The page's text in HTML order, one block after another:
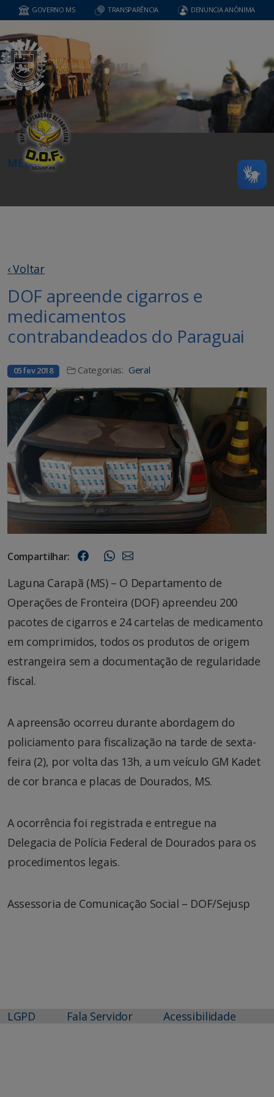
GOVERNO MS TRANSPARÊNCIA DENUNCIA ANÔNIMA
MENU
‹ Voltar
DOF apreende cigarros e
medicamentos
contrabandeados do Paraguai
05 fev 2018 Categorias: Geral
Compartilhar:
Laguna Carapã (MS) – O Departamento de
Operações de Fronteira (DOF) apreendeu 200
pacotes de cigarros e 24 cartelas de medicamento
em comprimidos, todos os produtos de origem
estrangeira sem a documentação de regularidade
fiscal.
A apreensão ocorreu durante abordagem do
policiamento para fiscalização na tarde de sexta-
feira (2), por volta das 13h, a um veículo GM Kadet
de cor branca e placas de Dourados, MS.
A ocorrência foi registrada e entregue na
Delegacia de Polícia Federal de Dourados para os
procedimentos legais.
Assessoria de Comunicação Social – DOF/Sejusp
LGPD Fala Servidor Acessibilidade